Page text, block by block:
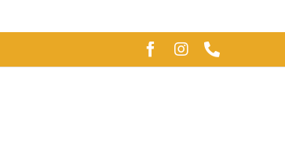
springen
Facebook
Instagram